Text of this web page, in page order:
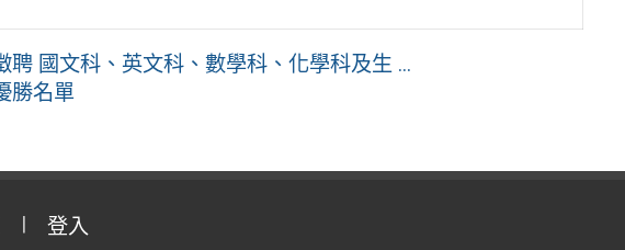
國文科、英文科、數學科、化學科及生 ...
勝名單
登入